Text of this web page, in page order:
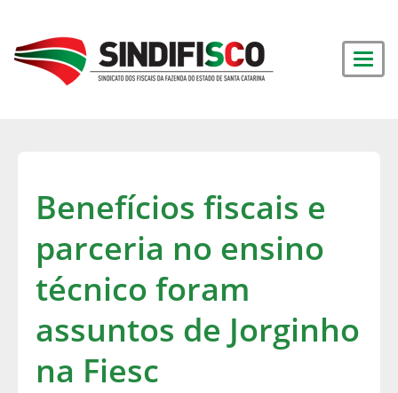
Benefícios fiscais e
parceria no ensino
técnico foram
assuntos de Jorginho
na Fiesc